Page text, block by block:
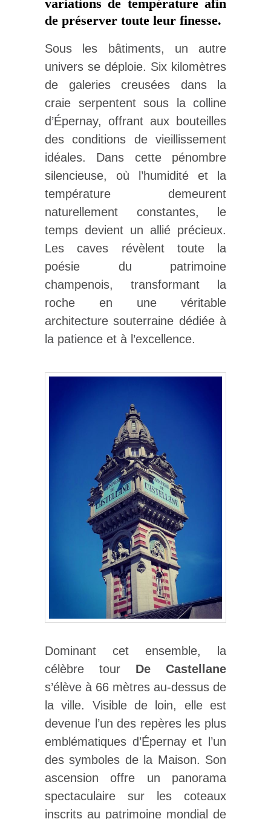
variations de température afin
de préserver toute leur finesse.
Sous les bâtiments, un autre
univers se déploie. Six kilomètres
de galeries creusées dans la
craie serpentent sous la colline
d’Épernay, offrant aux bouteilles
des conditions de vieillissement
idéales. Dans cette pénombre
silencieuse, où l’humidité et la
température demeurent
naturellement constantes, le
temps devient un allié précieux.
Les caves révèlent toute la
poésie du patrimoine
champenois, transformant la
roche en une véritable
architecture souterraine dédiée à
la patience et à l’excellence.
Dominant cet ensemble, la
célèbre tour De Castellane
s’élève à 66 mètres au-dessus de
la ville. Visible de loin, elle est
devenue l’un des repères les plus
emblématiques d’Épernay et l’un
des symboles de la Maison. Son
ascension offre un panorama
spectaculaire sur les coteaux
inscrits au patrimoine mondial de